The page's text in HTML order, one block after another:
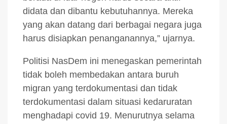
didata dan dibantu kebutuhannya. Mereka
yang akan datang dari berbagai negara juga
harus disiapkan penanganannya,” ujarnya.
Politisi NasDem ini menegaskan pemerintah
tidak boleh membedakan antara buruh
migran yang terdokumentasi dan tidak
terdokumentasi dalam situasi kedaruratan
menghadapi covid 19. Menurutnya selama